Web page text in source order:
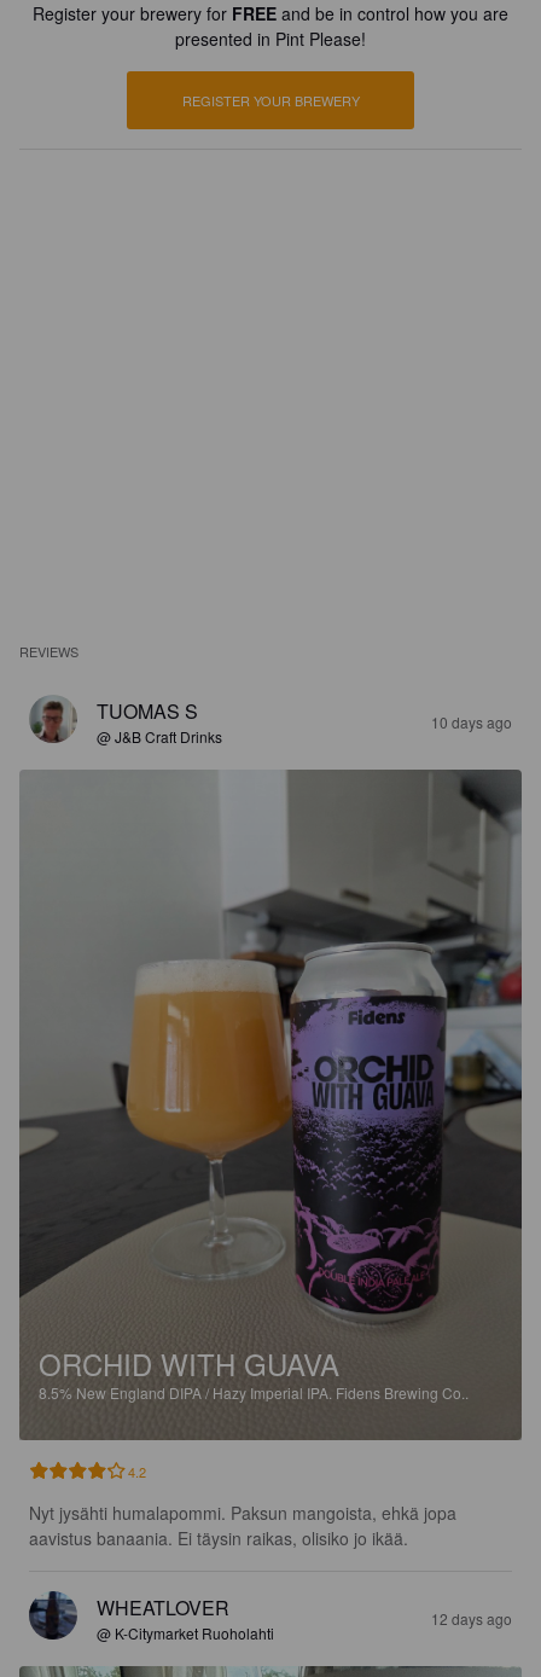
Register your brewery for FREE and be in control how you are
presented in Pint Please!
REGISTER YOUR BREWERY
REVIEWS
TUOMAS S
@ J&B Craft Drinks
10 days ago
ORCHID WITH GUAVA
8.5% New England DIPA / Hazy Imperial IPA. Fidens Brewing Co..
4.2
Nyt jysähti humalapommi. Paksun mangoista, ehkä jopa
aavistus banaania. Ei täysin raikas, olisiko jo ikää.
WHEATLOVER
@ K-Citymarket Ruoholahti
12 days ago